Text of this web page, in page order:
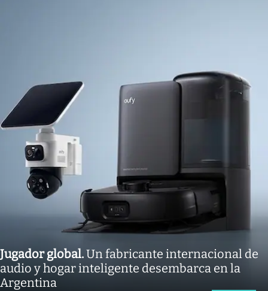
Jugador global.Un fabricante internacional de
audio y hogar inteligente desembarca en la
Argentina